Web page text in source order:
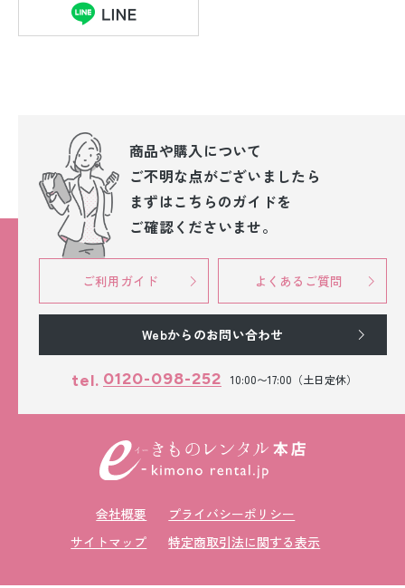
商品や購入について
ご不明な点がございましたら
まずはこちらのガイドを
ご確認くださいませ。
ご利用ガイド よくあるご質問
Webからのお問い合わせ
tel. 0120-098-252 10:00〜17:00（土日定休）
会社概要
プライバシーポリシー
サイトマップ
特定商取引法に関する表示